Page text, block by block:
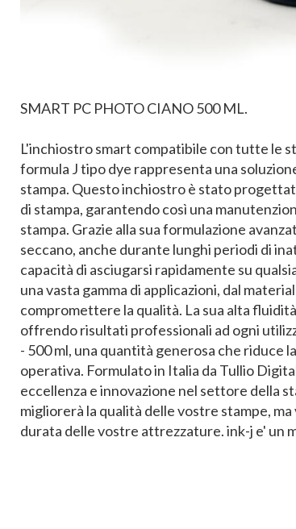
SMART PC PHOTO CIANO 500 ML.
L'inchiostro smart compatibile con tutte le
formula J tipo dye rappresenta una
stampa. Questo inchiostro è stato
di stampa, garantendo così una
stampa. Grazie alla sua formulazione
seccano, anche durante lunghi periodi di
capacità di asciugarsi rapidamente su
una vasta gamma di applicazioni, dal
compromettere la qualità. La sua alta
offrendo risultati professionali ad ogni
- 500 ml, una quantità generosa che
operativa. Formulato in Italia da Tullio
eccellenza e innovazione nel settore della
migliorerà la qualità delle vostre stampe,
durata delle vostre attrezzature. ink-j e' un